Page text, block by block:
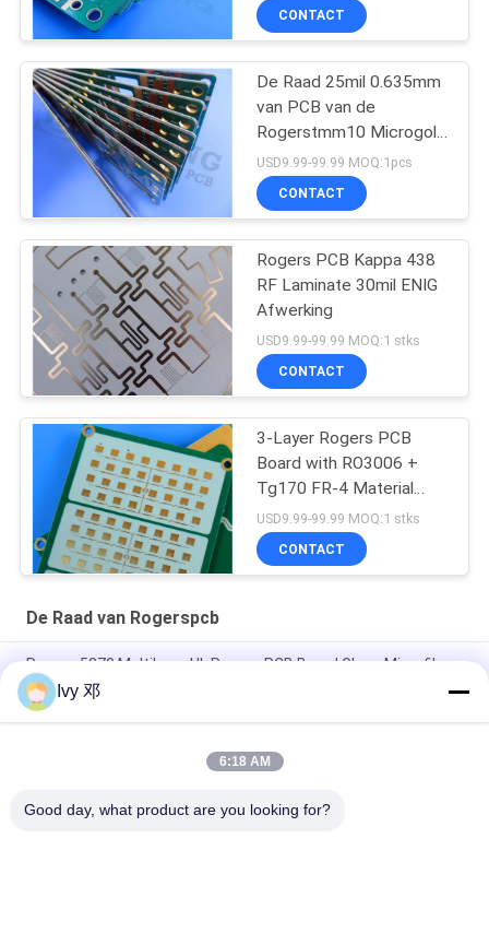
CONTACT
De Raad 25mil 0.635mm
van PCB van de
Rogerstmm10 Microgolf
voor Diëlektrische
Polarisators
USD9.99-99.99 MOQ:1pcs
CONTACT
Rogers PCB Kappa 438
RF Laminate 30mil ENIG
Afwerking
USD9.99-99.99 MOQ:1 stks
CONTACT
3-Layer Rogers PCB
Board with RO3006 +
Tg170 FR-4 Material
0.86mm Thickness and
98mm x 30mm Size
USD9.99-99.99 MOQ:1 stks
CONTACT
De Raad van Rogerspcb
Rogers 5870 Multilayer UL Rogers PCB Board Glass Microfiber
Versterkt PTFE
RT-duroïde 5880 PCB's met hoge frequentie
RF PCB 2-laag 20mil RO4835 Substraat Zwart Zilkscherm
Ivy 邓
6:18 AM
Good day, what product are you looking for?